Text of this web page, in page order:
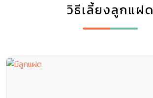
วิธีเลี้ยงลูกแฝด